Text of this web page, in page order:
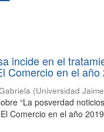
incide en el
Comercio en el año
(Universidad
“La posverdad
Comercio en el año